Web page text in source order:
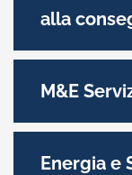
alla
M&E
Energia e